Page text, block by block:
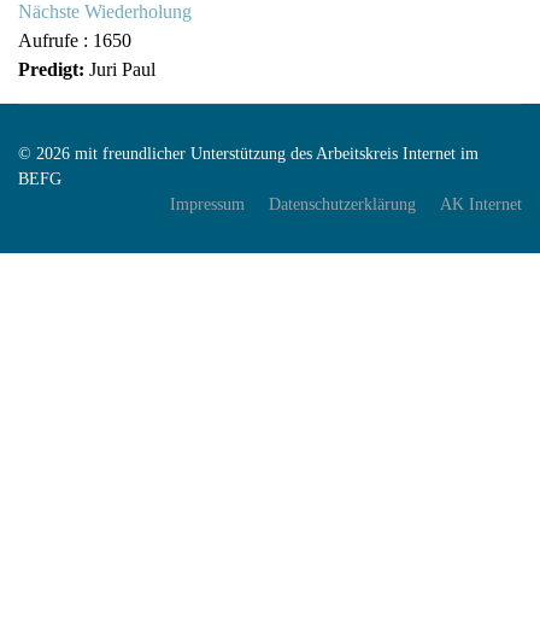
Nächste Wiederholung
Aufrufe : 1650
Predigt: Juri Paul
© 2026 mit freundlicher Unterstützung des Arbeitskreis Internet im
BEFG
Impressum
Datenschutzerklärung AK Internet